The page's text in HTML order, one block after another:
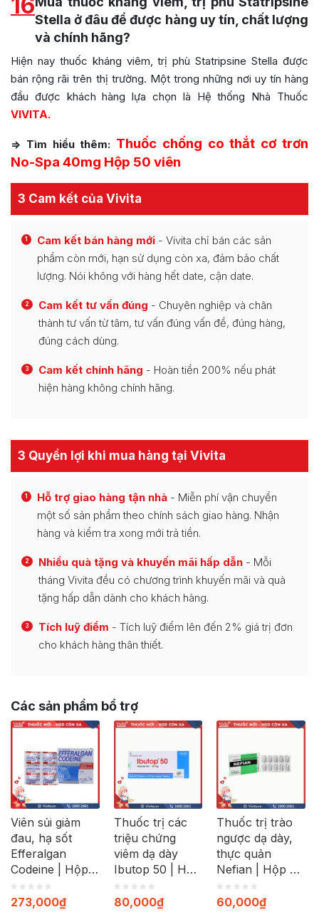
Stella ở đâu để được hàng uy tín, chất lượng
và chính hãng?
Hiện nay thuốc kháng viêm, trị phù Statripsine Stella được
bán rộng rãi trên thị trường. Một trong những nơi uy tín hàng
đầu được khách hàng lựa chọn là Hệ thống Nhà Thuốc
VIVITA.
=> Tìm hiểu thêm: Thuốc chống co thắt cơ trơn
No-Spa 40mg Hộp 50 viên
3 Cam kết của Vivita
1 Cam kết bán hàng mới - Vivita chỉ bán các sản
phẩm còn mới, hạn sử dụng còn xa, đảm bảo chất
lượng. Nói không với hàng hết date, cận date.
2 Cam kết tư vấn đúng - Chuyên nghiệp và chân
thành tư vấn từ tâm, tư vấn đúng vấn đề, đúng hàng,
đúng cách dùng.
3 Cam kết chính hãng - Hoàn tiền 200% nếu phát
hiện hàng không chính hãng.
3 Quyền lợi khi mua hàng tại Vivita
1 Hỗ trợ giao hàng tận nhà - Miễn phí vận chuyển
một số sản phẩm theo chính sách giao hàng. Nhận
hàng và kiểm tra xong mới trả tiền.
2 Nhiều quà tặng và khuyến mãi hấp dẫn - Mỗi
tháng Vivita đều có chương trình khuyến mãi và quà
tặng hấp dẫn dành cho khách hàng.
3 Tích luỹ điểm - Tích luỹ điểm lên đến 2% giá trị đơn
cho khách hàng thân thiết.
Các sản phẩm bổ trợ
Viên sủi giảm
đau, hạ sốt
Efferalgan
Codeine | Hộp
40 viên
273,000₫
Thuốc trị các
triệu chứng
viêm dạ dày
Ibutop 50 | Hộp
20 viên
80,000₫
Thuốc trị trào
ngược dạ dày,
thực quản
Nefian | Hộp 30
viên
60,000₫